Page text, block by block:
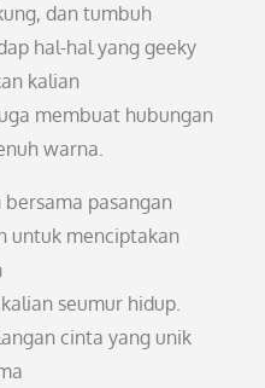
dan tumbuh
hal-hal yang geeky
kalian
membuat hubungan
warna.
bersama pasangan
untuk menciptakan
seumur hidup.
cinta yang unik